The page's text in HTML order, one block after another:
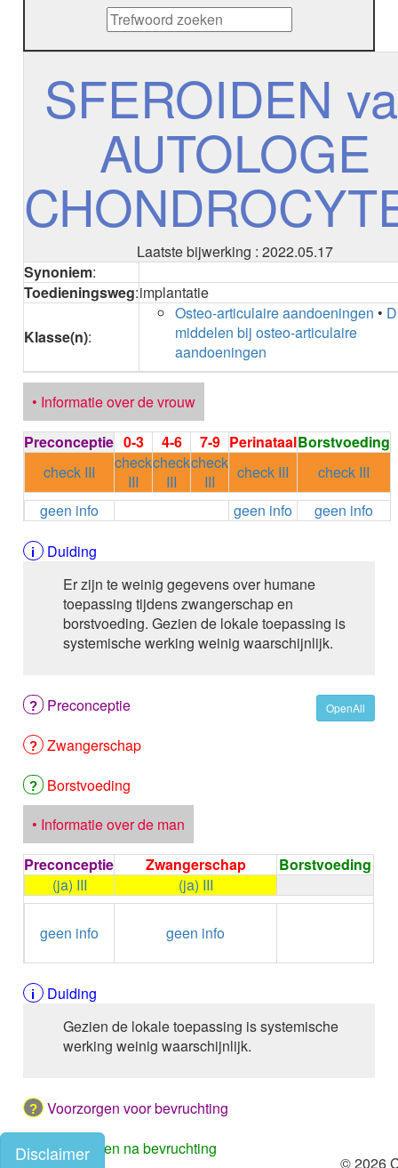
ADALIMUMAB
ADAPALEEN
ADAPALEEN / BENZOYLPEROXIDE
ADENOSINE
AESCINE
AFLIBERCEPT intravitreaal
AFLIBERCEPT parenteraal
AGALSIDASE alfa
AGALSIDASE bèta
ALBIGLUTIDE
ALBUTREPENONACOG ALFA
Stollingsfactor IX; Factor IX
ETHANOL
ALEMTUZUMAB
ALENDRONAAT
ALENDRONAAT/VIT D3
ALENDRONAAT / VITAMINE D3 / CACO3
ALFA-1-PROTEINASEREMMER humaan
ALFENTANYL HCl
ALFUZOSINE
ALGELDRAAT
ALGELDRAAT / MAGNESIUM HYDROXYDE
ALGINAAT Na / BICARBONAAT Na
ALGINAAT Na / Na BICARBONAAT / CALCIUM
CARBONAAT
ALGINEZUUR
ALGLUCOSIDASE alfa
ALIROCUMAB
ALIZAPRIDE
ALLOPURINOL
ALMOTRIPTAN
ALOGLIPTINE benzoaat
ALPELISIB
ALPRAZOLAM
ALPROSTADIL IV
ALTEPLASE
ALTIZIDE
ALUMINIUM HYDROXIDE
ALUMINIUM OXIDE / MAGNESIUM HYDROXYDE
ALVERINE/SIMETICON
AMBRISENTAN
AMBROXOL HCl oraal
AMBROXOL HCl buccaal
AMFOTERICINE B
AMILORIDE
5-Aminolevulinezuur
SFEROIDEN
AUTOLOGE
Laatste bijwerking : 2022.05.17
Synoniem:
Toedieningsweg:implantatie
Klasse(n):
Osteo-articulaire aandoeningen •
middelen bij osteo-articulaire
aandoeningen
• Informatie over de vrouw
Preconceptie 0-3 4-6 7-9 PerinataalBorstvoeding
check III
check
III
check
III
check
III
check III
check III
geen info
geen info
geen info
Duiding
Er zijn te weinig gegevens over humane
toepassing tijdens zwangerschap en
borstvoeding. Gezien de lokale toepassing is
systemische werking weinig waarschijnlijk.
OpenAll
Preconceptie
Zwangerschap
Borstvoeding
• Informatie over de man
Preconceptie
Zwangerschap
Borstvoeding
(ja) III
(ja) III
geen info geen info
Duiding
Gezien de lokale toepassing is systemische
werking weinig waarschijnlijk.
Voorzorgen voor bevruchting
Voorzorgen na bevruchting
Disclaimer © 2026